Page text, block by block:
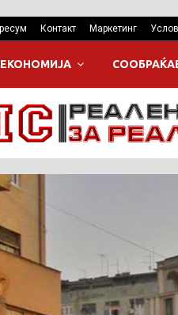
Контакт Маркетинг
ЕКОНОМИЈА